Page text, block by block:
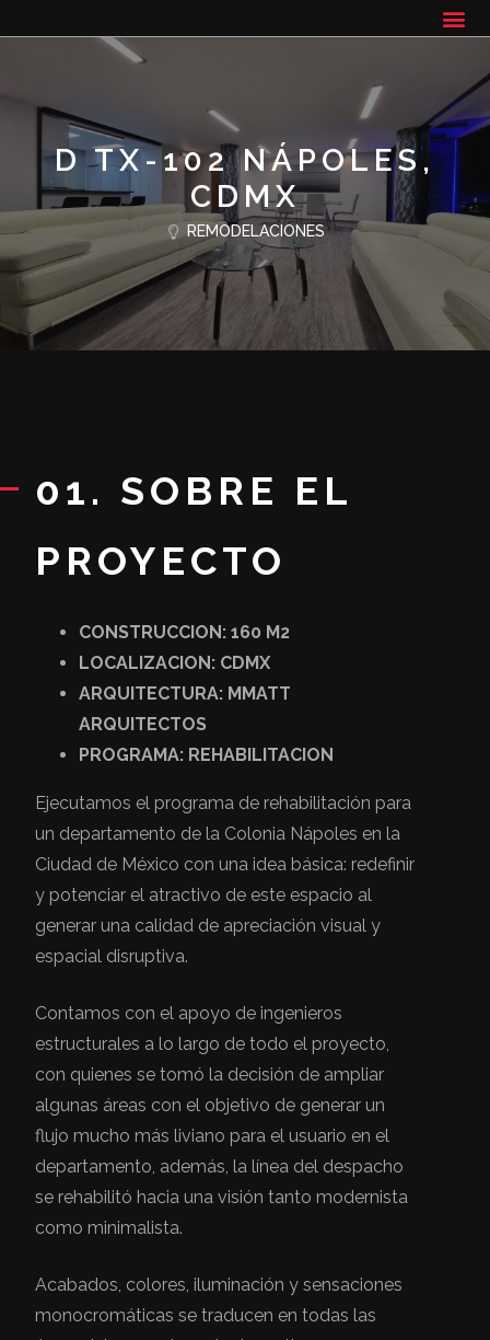
D TX-102 NÁPOLES,
CDMX
REMODELACIONES
01. SOBRE EL
PROYECTO
CONSTRUCCION: 160 M2
LOCALIZACION: CDMX
ARQUITECTURA: MMATT
ARQUITECTOS
PROGRAMA: REHABILITACION
Ejecutamos el programa de rehabilitación para
un departamento de la Colonia Nápoles en la
Ciudad de México con una idea básica: redefinir
y potenciar el atractivo de este espacio al
generar una calidad de apreciación visual y
espacial disruptiva.
Contamos con el apoyo de ingenieros
estructurales a lo largo de todo el proyecto,
con quienes se tomó la decisión de ampliar
algunas áreas con el objetivo de generar un
flujo mucho más liviano para el usuario en el
departamento, además, la línea del despacho
se rehabilitó hacia una visión tanto modernista
como minimalista.
Acabados, colores, iluminación y sensaciones
monocromáticas se traducen en todas las